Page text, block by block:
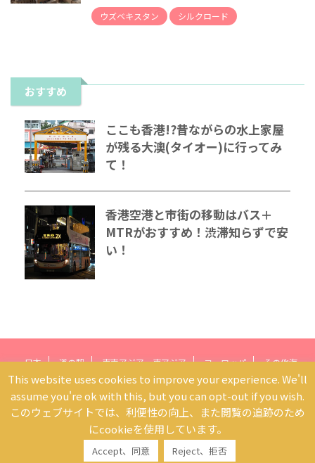
ウズベキスタン シルクロード
おすすめ
ここも香港!?昔ながらの水上家屋
が残る大澳(タイオー)に行ってみ
て！
香港空港と市街の移動はバス＋
MTRがおすすめ！渋滞知らずで安
い！
日本 道の駅 東南アジア・東アジア ヨーロッパ
その他海
外
航空会社 関西発モデルプラン 総合旅行業務取扱管理者
プ
ロフィール
プライバシーポリシー サイトマップ
たびねこさんぽ
さんぽみたいに気軽に旅を！
This website uses cookies to improve your experience. We'll
assume you're ok with this, but you can opt-out if you wish.
このウェブサイトでは、利便性の向上、また閲覧の追跡のため
にcookieを使用しています。
Accept、同意 Reject、拒否